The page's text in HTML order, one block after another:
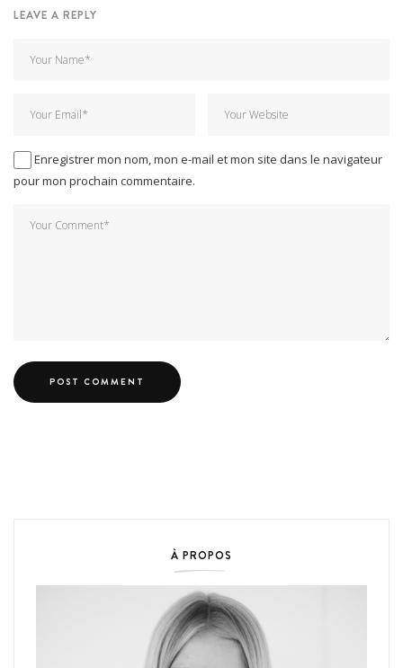
LEAVE A REPLY
Enregistrer mon nom, mon e-mail et mon site dans le navigateur
pour mon prochain commentaire.
À PROPOS